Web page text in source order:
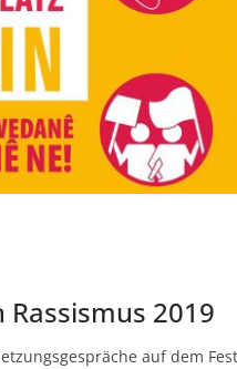
Rassismus 2019
auf dem